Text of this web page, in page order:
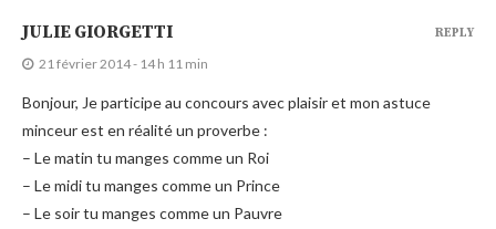
JULIE GIORGETTI
21 février 2014 - 14 h 11 min
Bonjour, Je participe au concours avec plaisir et mon astuce
minceur est en réalité un proverbe :
– Le matin tu manges comme un Roi
– Le midi tu manges comme un Prince
– Le soir tu manges comme un Pauvre
REPLY